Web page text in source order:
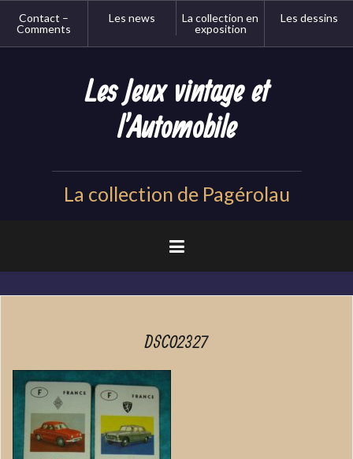
Contact –
Comments
Les news
La collection en
exposition
Les dessins
Les Jeux vintage et
l'Automobile
La collection de Pagérolau
DSC02327